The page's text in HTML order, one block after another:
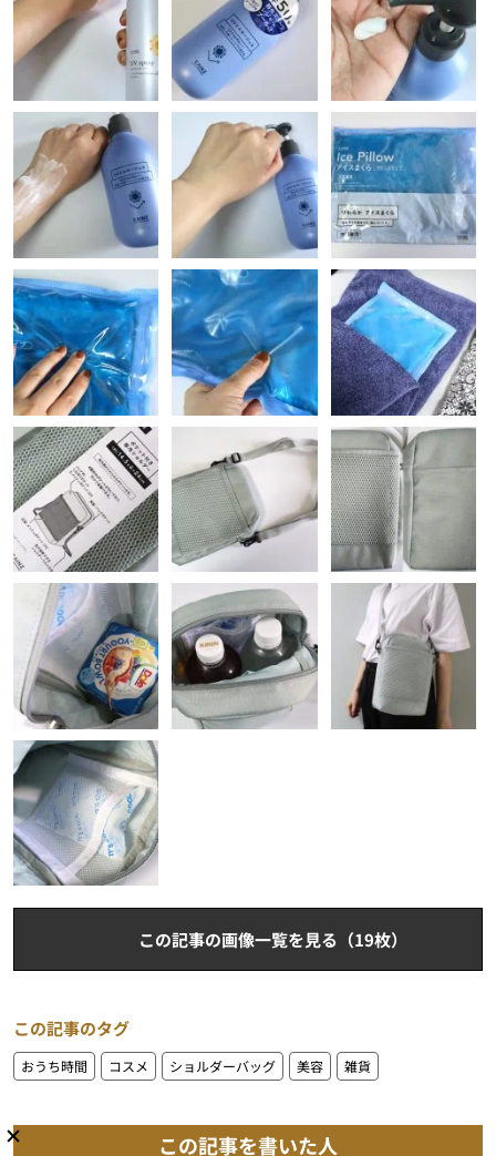
この記事の画像一覧を見る（19枚）
この記事のタグ
おうち時間 コスメ ショルダーバッグ 美容 雑貨
この記事を書いた人